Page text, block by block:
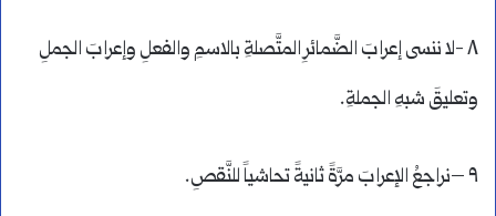
٨ -لا ننسى إعرابَ الضَّمائرِ المتَّصلةِ بالاسمِ والفعلِ وإعرابَ الجملِ
وتعليقَ شبهِ الجملةِ.
٩ –نراجعُ الإعرابَ مرَّةً ثانيةً تحاشياً للنَّقصِ.